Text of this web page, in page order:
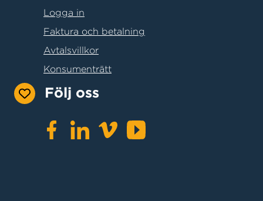
Logga in
Faktura och betalning
Avtalsvillkor
Konsumenträtt
Följ oss